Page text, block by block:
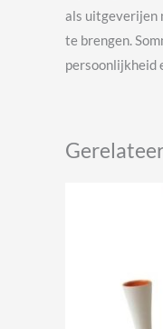
als uitgeverijen
te brengen.
persoonlijkheid